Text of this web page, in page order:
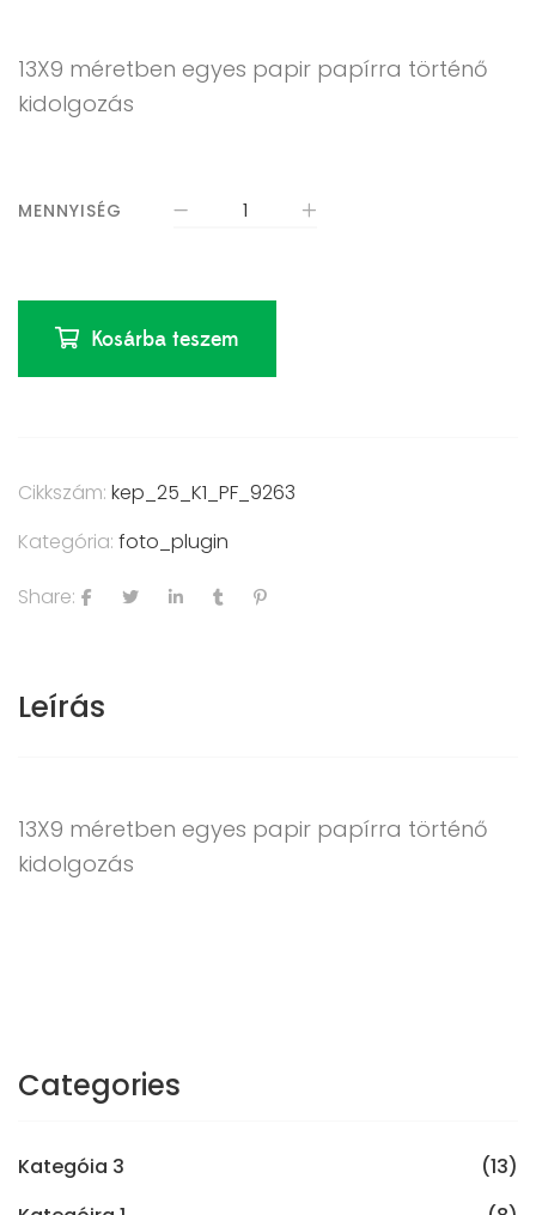
13X9 méretben egyes papir papírra történő
kidolgozás
MENNYISÉG
Kosárba teszem
Cikkszám: kep_25_K1_PF_9263
Kategória: foto_plugin
Share:
Leírás
13X9 méretben egyes papir papírra történő
kidolgozás
Categories
Kategóia 3
(13)